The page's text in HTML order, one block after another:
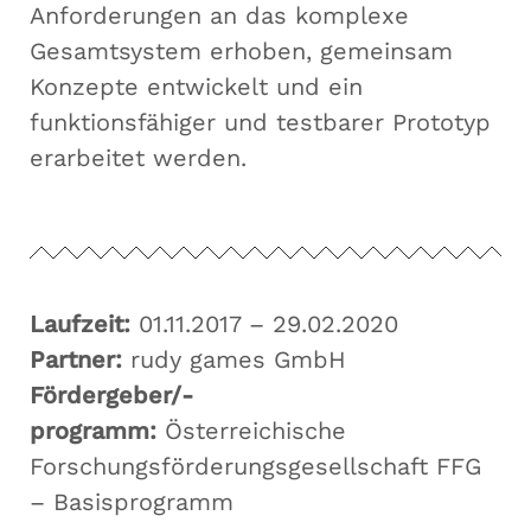
Anforderungen an das komplexe
Gesamtsystem erhoben, gemeinsam
Konzepte entwickelt und ein
funktionsfähiger und testbarer Prototyp
erarbeitet werden.
Laufzeit: 01.11.2017 – 29.02.2020
Partner: rudy games GmbH
Fördergeber/-
programm: Österreichische
Forschungsförderungsgesellschaft FFG
– Basisprogramm